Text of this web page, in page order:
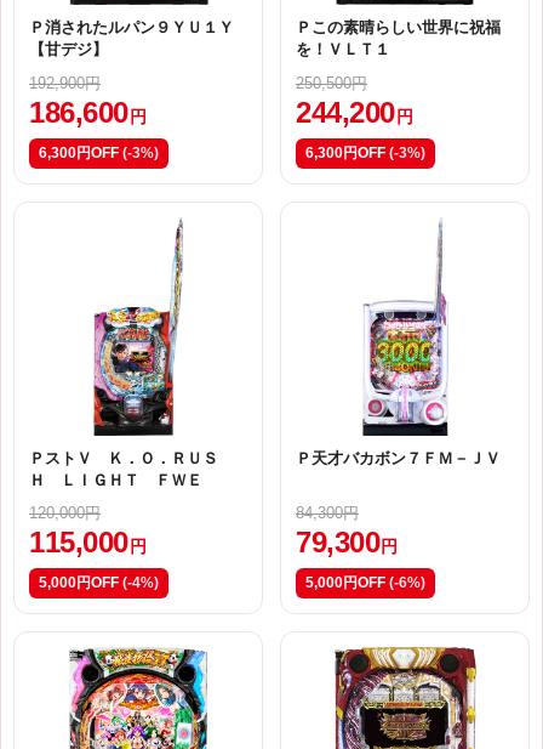
Ｐ消されたルパン９ＹＵ１Ｙ
【甘デジ】
192,900円
186,600 円
6,300円OFF (-3%)
Ｐこの素晴らしい世界に祝福
を！ＶＬＴ１
250,500円
244,200 円
6,300円OFF (-3%)
ＰストＶ Ｋ．Ｏ．ＲＵＳ
Ｈ ＬＩＧＨＴ ＦＷＥ
120,000円
115,000 円
5,000円OFF (-4%)
Ｐ天才バカボン７ＦＭ－ＪＶ
84,300円
79,300 円
5,000円OFF (-6%)